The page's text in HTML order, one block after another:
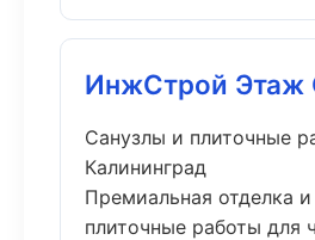
ИнжСтрой Этаж
Санузлы и плиточные
Калининград
Премиальная отделка
плиточные работы для